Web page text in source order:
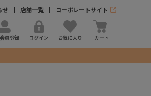
せ 店舗一覧 コーポレートサイト
員登録 ログイン お気に入り カート